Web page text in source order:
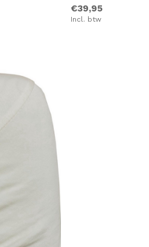
€39,95
Incl. btw